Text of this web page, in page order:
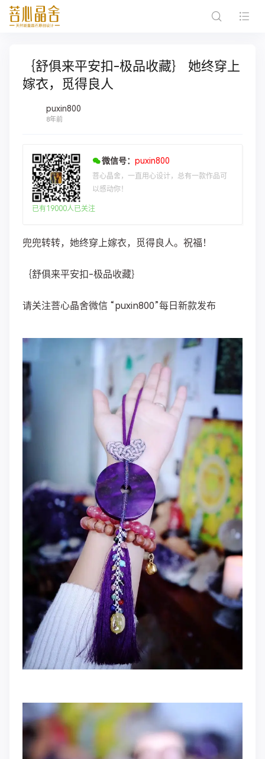
｛舒俱来平安扣-极品收藏｝ ​​​​她终穿上
嫁衣，觅得良人
puxin800
8年前
微信号： puxin800
菩心晶舍，一直用心设计，总有一款作品可
以感动你！
已有19000人已关注
兜兜转转，她终穿上嫁衣，觅得良人。祝福！
｛舒俱来平安扣-极品收藏｝ ​​​​
请关注菩心晶舍微信 “puxin800”每日新款发布